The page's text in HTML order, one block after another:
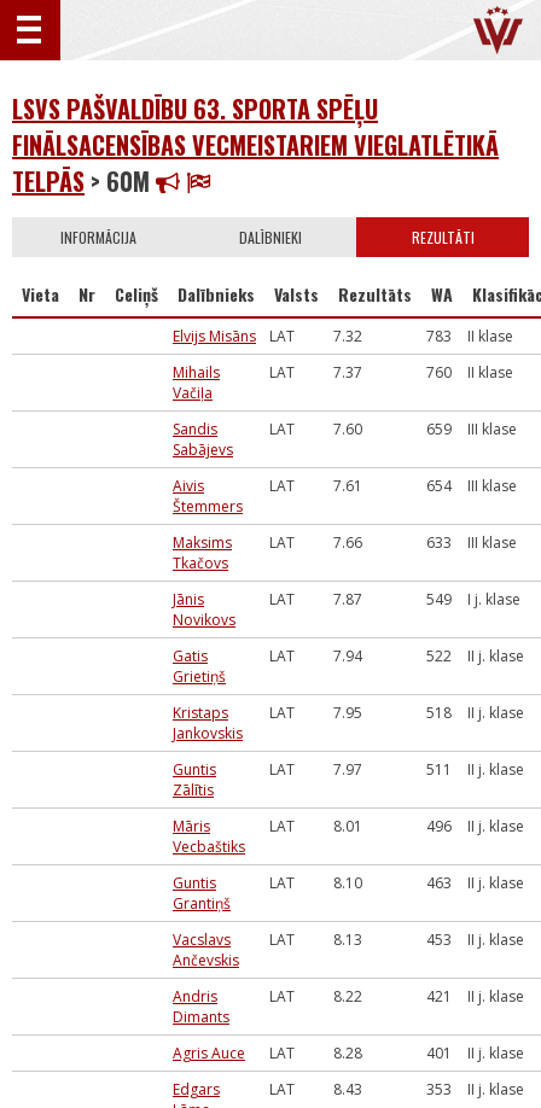
LSVS PAŠVALDĪBU 63. SPORTA SPĒĻU
FINĀLSACENSĪBAS VECMEISTARIEM VIEGLATLĒTIKĀ
TELPĀS > 60M
INFORMĀCIJA DALĪBNIEKI REZULTĀTI
Vieta Nr Celiņš Dalībnieks Valsts Rezultāts WA
Elvijs Misāns LAT 7.32 783
II klase
Mihails
Vačiļa
LAT 7.37 760 II klase
Sandis
Sabājevs
LAT 7.60 659 III klase
Aivis
Štemmers
LAT 7.61 654 III klase
Maksims
Tkačovs
LAT 7.66 633 III klase
Jānis
Novikovs
LAT 7.87 549 I j. klase
Gatis
Grietiņš
LAT 7.94 522 II j. klase
Kristaps
Jankovskis
LAT 7.95 518 II j. klase
Guntis
Zālītis
LAT 7.97 511 II j. klase
Māris
Vecbaštiks
LAT 8.01 496 II j. klase
Guntis
Grantiņš
LAT 8.10 463 II j. klase
Vacslavs
Ančevskis
LAT 8.13 453 II j. klase
Andris
Dimants
LAT 8.22 421 II j. klase
Agris Auce LAT 8.28 401
II j. klase
Edgars
LAT 8.43 353 II j. klase